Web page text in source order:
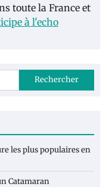
toute la France et
à l'echo
Rechercher
les plus populaires en
Catamaran